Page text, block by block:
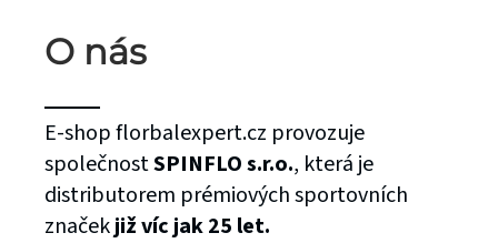
O nás
E-shop florbalexpert.cz provozuje
společnostSPINFLO s.r.o., která je
distributorem prémiových sportovních
značekjiž víc jak 25 let.